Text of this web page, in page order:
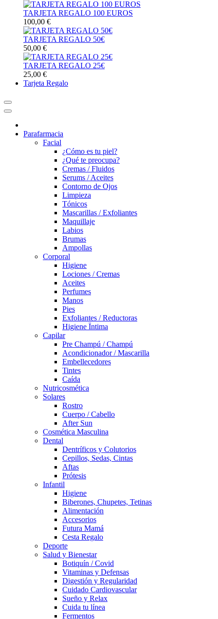
TARJETA REGALO 100 EUROS
100,00 €
TARJETA REGALO 50€
50,00 €
TARJETA REGALO 25€
25,00 €
Tarjeta Regalo
Parafarmacia
Facial
¿Cómo es tu piel?
¿Qué te preocupa?
Cremas / Fluidos
Serums / Aceites
Contorno de Ojos
Limpieza
Tónicos
Mascarillas / Exfoliantes
Maquillaje
Labios
Brumas
Ampollas
Corporal
Higiene
Lociones / Cremas
Aceites
Perfumes
Manos
Pies
Exfoliantes / Reductoras
Higiene Ïntima
Capilar
Pre Champú / Champú
Acondicionador / Mascarilla
Embellecedores
Tintes
Caída
Nutricosmética
Solares
Rostro
Cuerpo / Cabello
After Sun
Cosmética Masculina
Dental
Dentríficos y Colutorios
Cepillos, Sedas, Cintas
Aftas
Prótesis
Infantil
Higiene
Biberones, Chupetes, Tetinas
Alimentación
Accesorios
Futura Mamá
Cesta Regalo
Deporte
Salud y Bienestar
Botiquín / Covid
Vitaminas y Defensas
Digestión y Regularidad
Cuidado Cardiovascular
Sueño y Relax
Cuida tu línea
Fermentos